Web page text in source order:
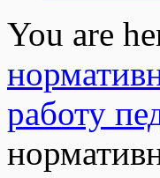
You are
работу